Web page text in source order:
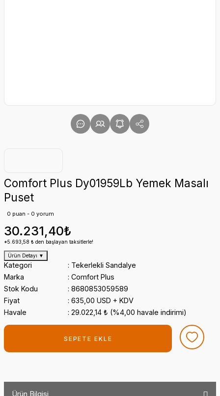
Comfort Plus Dy01959Lb Yemek Masalı
Puset
0 puan - 0 yorum
30.231,40₺
*5.693,58 ₺ den başlayan taksitlerle!
Ürün Detayı ▼
Kategori
Tekerlekli Sandalye
Marka
Comfort Plus
Stok Kodu
8680853059589
Fiyat
635,00 USD + KDV
Havale
29.022,14 ₺ (%4,00 havale indirimi)
SEPETE EKLE
Ürün Bilgisi